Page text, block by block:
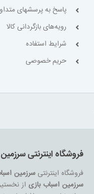
پاسخ به پرسشهای
رویه‌های بازگردانی کالا
شرایط استفاده
حریم خصوصی
فروشگاه اینترنتی
فروشگاه اینترنتیسرزمین
سرزمین اسباب بازیاز